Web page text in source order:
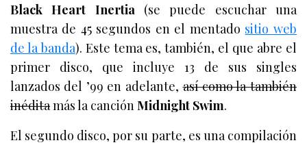
Black Heart Inertia (se puede escuchar una
muestra de 45 segundos en el mentado sitio web
de la banda). Este tema es, también, el que abre el
primer disco, que incluye 13 de sus singles
lanzados del ’99 en adelante,así como la también
inéditamás la canciónMidnight Swim.
El segundo disco, por su parte, es una compilación